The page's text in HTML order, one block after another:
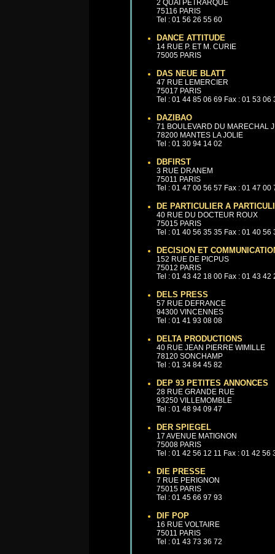
2 QUAI PETRARQUE
75116 PARIS
Tel : 01 56 26 55 60
DANCE ATTITUDE
14 RUE P. ET M. CURIE
75005 PARIS
DAS NEUE BLATT
47 RUE LEMERCIER
75017 PARIS
Tel : 01 44 85 06 69 Fax : 01 53 06
DAZIBAO
71 BOULEVARD DU MARECHAL
78200 MANTES LA JOLIE
Tel : 01 30 94 14 02
DBFIRST
3 RUE DRANEM
75011 PARIS
Tel : 01 47 00 56 57 Fax : 01 47 00
DE PARTICULIER A
40 RUE DU DOCTEUR ROUX
75015 PARIS
Tel : 01 40 56 35 35 Fax : 01 40 56
DECISION ET
152 RUE DE PICPUS
75012 PARIS
Tel : 01 43 42 18 00 Fax : 01 43 42
DELS PRESS
57 RUE DEFRANCE
94300 VINCENNES
Tel : 01 41 93 08 08
DELTA PRODUCTIONS
40 RUE JEAN PIERRE WIMILLE
78120 SONCHAMP
Tel : 01 34 84 45 82
DEP 93 PETITES ANNONCES
28 RUE GRANDE RUE
93250 VILLEMOMBLE
Tel : 01 48 94 09 47
DER SPIEGEL
17 AVENUE MATIGNON
75008 PARIS
Tel : 01 42 56 12 11 Fax : 01 42 56
DIE PRESSE
7 RUE PERIGNON
75015 PARIS
Tel : 01 45 66 97 93
DIF POP
16 RUE VOLTAIRE
75011 PARIS
Tel : 01 43 73 36 72